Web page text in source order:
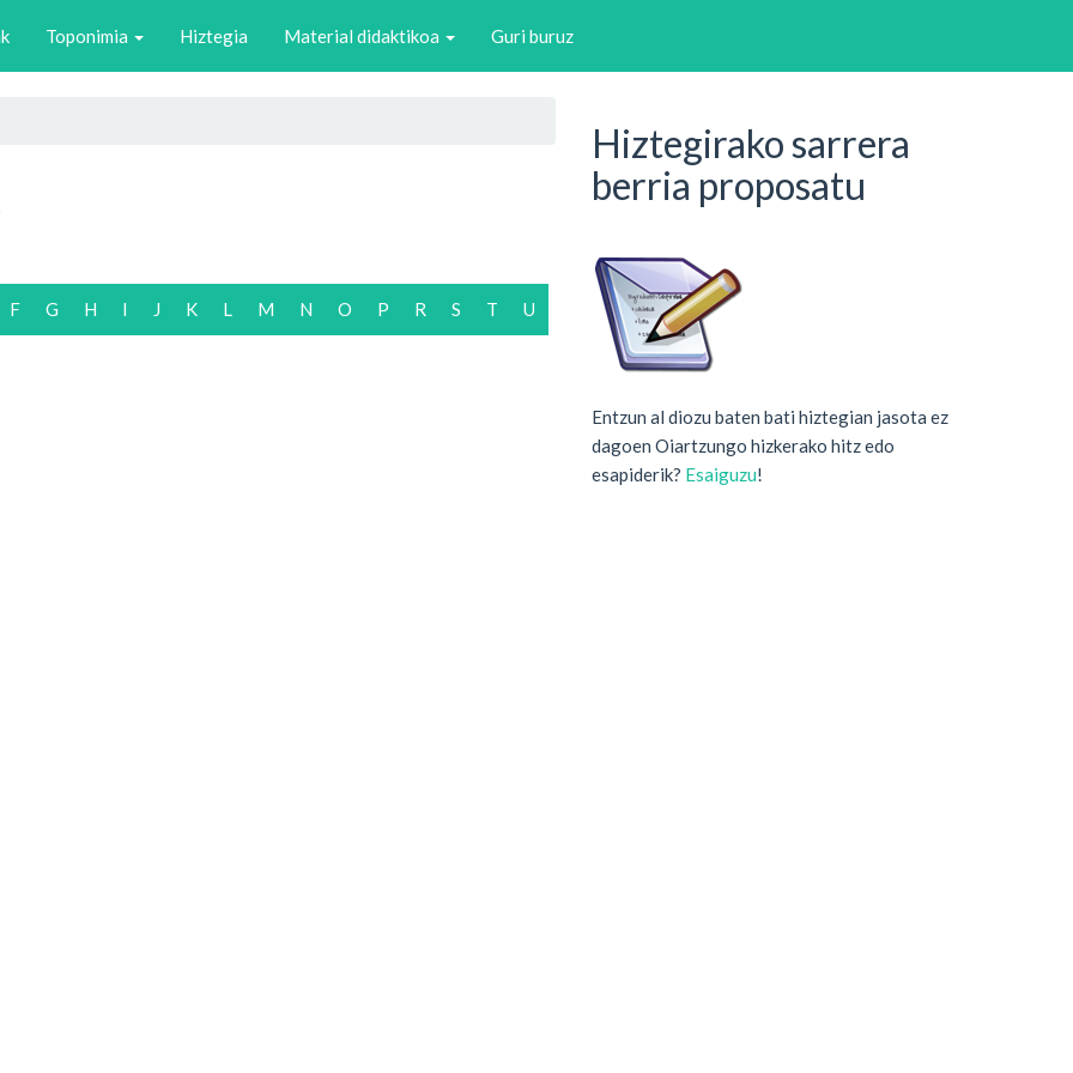
Toponimia Hiztegia Material didaktikoa Guri buruz
F G H I J K L M N O P R S T U
Hiztegirako sarrera
berria proposatu
Entzun al diozu baten bati hiztegian jasota ez
dagoen Oiartzungo hizkerako hitz edo
esapiderik? Esaiguzu!